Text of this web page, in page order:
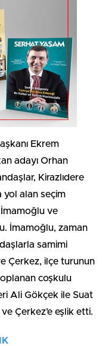
Ekrem
adayı Orhan
Kirazlıdere
yol alan seçim
ve
İmamoğlu, zaman
samimi
Çerkez, ilçe turunun
coşkulu
Ali Gökçek ile Suat
Çerkez’e eşlik etti.